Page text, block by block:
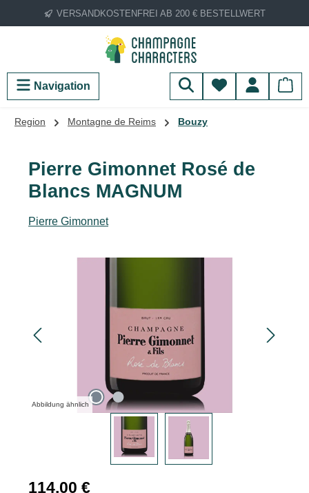
Zum Hauptinhalt springen
VERSANDKOSTENFREI AB 200 € BESTELLWERT
Navigation Du hast 0
Region Montagne de Reims Bouzy
Pierre Gimonnet Rosé de
Blancs MAGNUM
Pierre Gimonnet
Abbildung ähnlich
Regulärer Preis:
114,00 €